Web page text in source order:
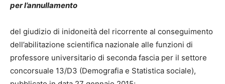
per l’annullamento
del giudizio di inidoneità del ricorrente al conseguimento
dell’abilitazione scientifica nazionale alle funzioni di
professore universitario di seconda fascia per il settore
concorsuale 13/D3 (Demografia e Statistica sociale),